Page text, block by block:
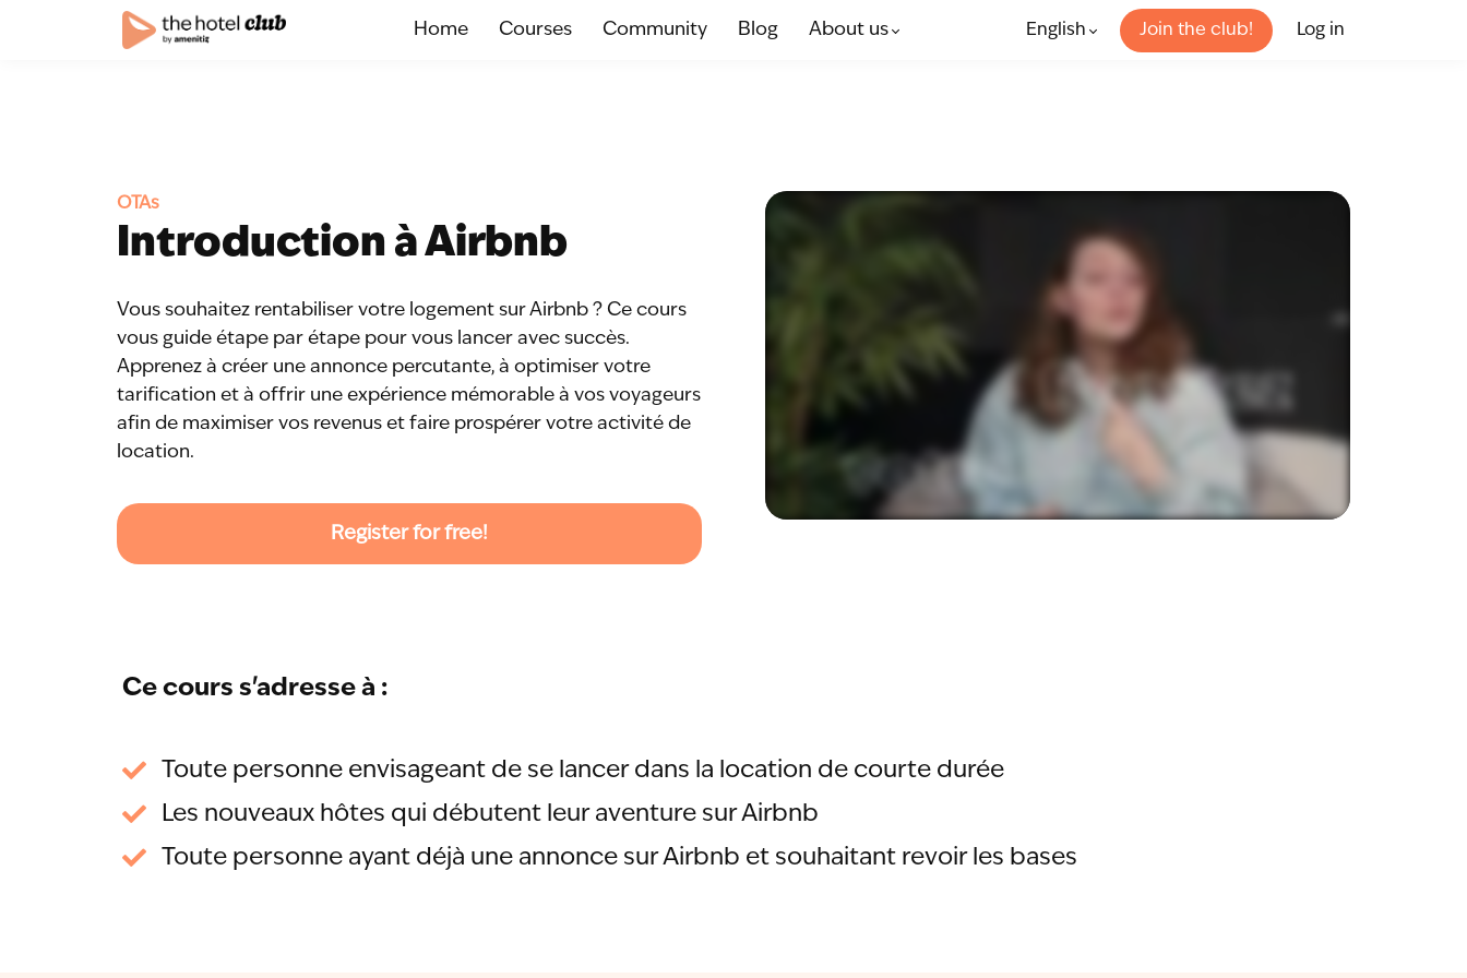
Home Courses Community Blog About us English Join the club! Log in
OTAs
Introduction à Airbnb
Vous souhaitez rentabiliser votre logement sur Airbnb ? Ce cours
vous guide étape par étape pour vous lancer avec succès.
Apprenez à créer une annonce percutante, à optimiser votre
tarification et à offrir une expérience mémorable à vos voyageurs
afin de maximiser vos revenus et faire prospérer votre activité de
location.
Register for free!
Ce cours s'adresse à :
Toute personne envisageant de se lancer dans la location de courte durée
Les nouveaux hôtes qui débutent leur aventure sur Airbnb
Toute personne ayant déjà une annonce sur Airbnb et souhaitant revoir les bases